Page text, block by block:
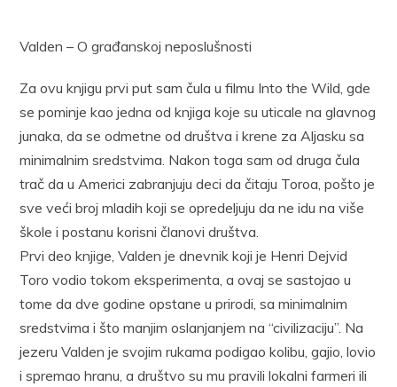
Valden – O građanskoj neposlušnosti
Za ovu knjigu prvi put sam čula u filmu Into the Wild, gde
se pominje kao jedna od knjiga koje su uticale na glavnog
junaka, da se odmetne od društva i krene za Aljasku sa
minimalnim sredstvima. Nakon toga sam od druga čula
trač da u Americi zabranjuju deci da čitaju Toroa, pošto je
sve veći broj mladih koji se opredeljuju da ne idu na više
škole i postanu korisni članovi društva.
Prvi deo knjige, Valden je dnevnik koji je Henri Dejvid
Toro vodio tokom eksperimenta, a ovaj se sastojao u
tome da dve godine opstane u prirodi, sa minimalnim
sredstvima i što manjim oslanjanjem na “civilizaciju”. Na
jezeru Valden je svojim rukama podigao kolibu, gajio, lovio
i spremao hranu, a društvo su mu pravili lokalni farmeri ili